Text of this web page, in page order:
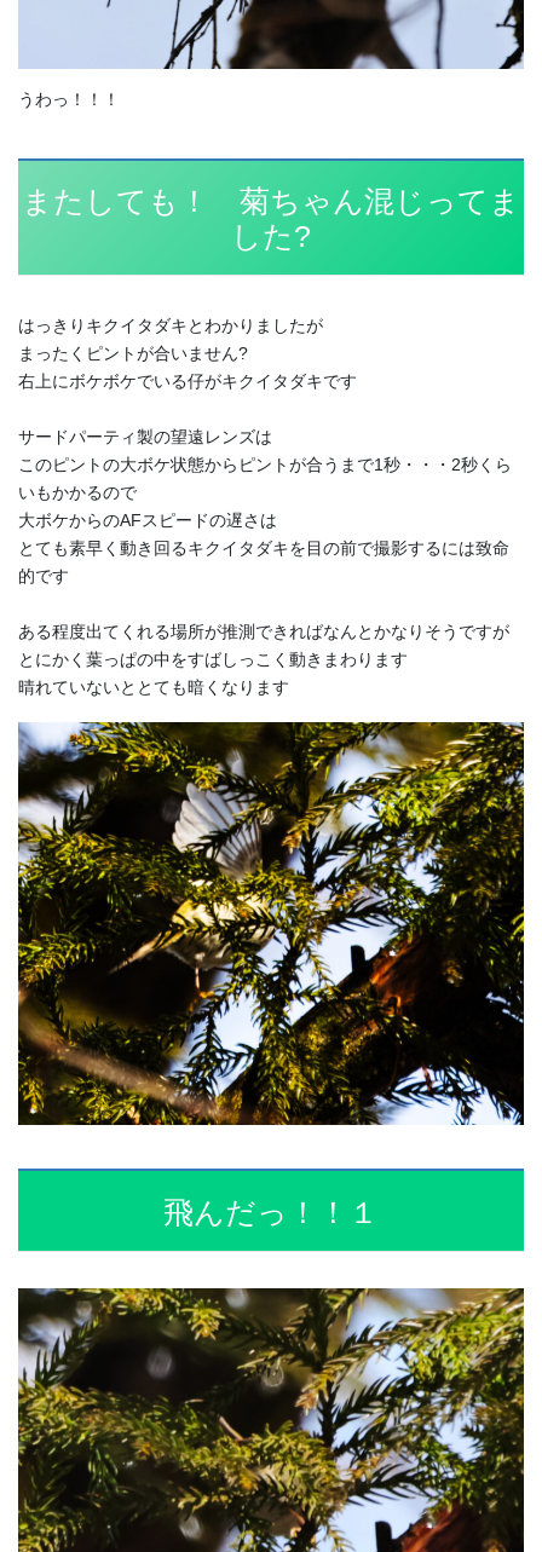
うわっ！！！
またしても！ 菊ちゃん混じってま
した?
はっきりキクイタダキとわかりましたが
まったくピントが合いません?
右上にボケボケでいる仔がキクイタダキです
サードパーティ製の望遠レンズは
このピントの大ボケ状態からピントが合うまで1秒・・・2秒くら
いもかかるので
大ボケからのAFスピードの遅さは
とても素早く動き回るキクイタダキを目の前で撮影するには致命
的です
ある程度出てくれる場所が推測できればなんとかなりそうですが
とにかく葉っぱの中をすばしっこく動きまわります
晴れていないととても暗くなります
飛んだっ！！１